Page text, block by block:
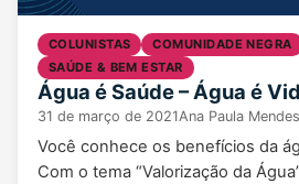
COLUNISTAS
COMUNIDADE NEGRA
SAÚDE & BEM ESTAR
Água é Saúde – Água é
31 de março de 2021Ana Paula Mendes
Você conhece os benefícios da
Com o tema “Valorização da